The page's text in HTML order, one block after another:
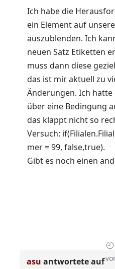
Ich habe die
ein Element auf
auszublenden. Ich
neuen Satz Etiketten
muss dann diese
das ist mir aktuell zu
Änderungen. Ich
über eine Bedingung
das klappt nicht so
Versuch:
mer = 99, false,true).
Gibt es noch einen
asu antwortete auf